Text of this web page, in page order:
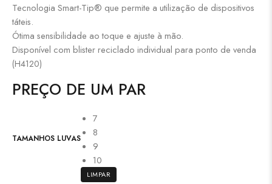
Tecnologia Smart-Tip® que permite a utilização de dispositivos
táteis.
Ótima sensibilidade ao toque e ajuste à mão.
Disponível com blister reciclado individual para ponto de venda
(H4120)
PREÇO DE UM PAR
TAMANHOS LUVAS
7
8
9
10
LIMPAR